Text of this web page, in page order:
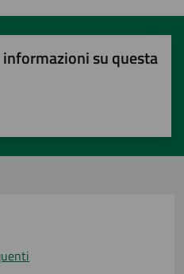
su questa
su 5
5